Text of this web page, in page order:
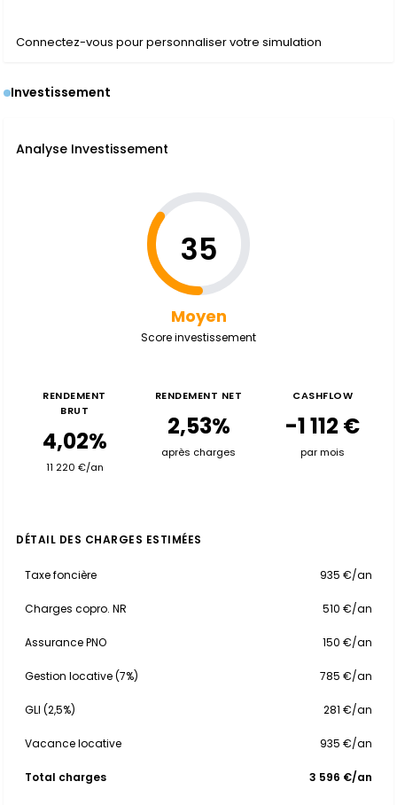
Connectez-vous pour personnaliser votre simulation
Investissement
Analyse Investissement
35
Moyen
Score investissement
RENDEMENT
BRUT
4,02%
11 220 €/an
RENDEMENT NET
2,53%
après charges
CASHFLOW
-1 112 €
par mois
DÉTAIL DES CHARGES ESTIMÉES
Taxe foncière 935 €/an
Charges copro. NR 510 €/an
Assurance PNO 150 €/an
Gestion locative (7%) 785 €/an
GLI (2,5%) 281 €/an
Vacance locative 935 €/an
Total charges 3 596 €/an